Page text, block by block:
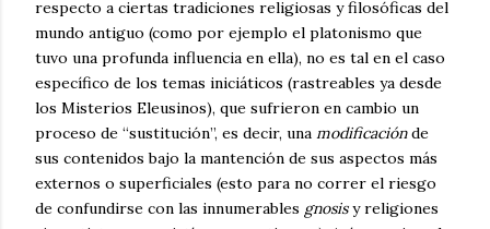
respecto a ciertas tradiciones religiosas y filosóficas del
mundo antiguo (como por ejemplo el platonismo que
tuvo una profunda influencia en ella), no es tal en el caso
específico de los temas iniciáticos (rastreables ya desde
los Misterios Eleusinos), que sufrieron en cambio un
proceso de “sustitución”, es decir, una modificaciónde
sus contenidos bajo la mantención de sus aspectos más
externos o superficiales (esto para no correr el riesgo
de confundirse con las innumerables gnosisy religiones